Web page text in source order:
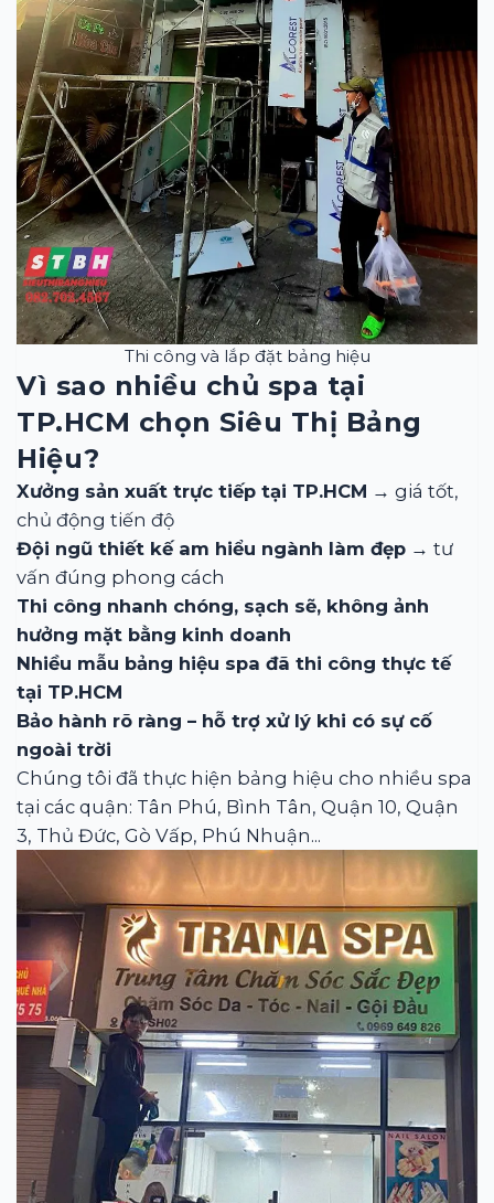
Thi công và lắp đặt bảng hiệu
Vì sao nhiều chủ spa tại
TP.HCM chọn Siêu Thị Bảng
Hiệu?
Xưởng sản xuất trực tiếp tại TP.HCM → giá tốt,
chủ động tiến độ
Đội ngũ thiết kế am hiểu ngành làm đẹp → tư
vấn đúng phong cách
Thi công nhanh chóng, sạch sẽ, không ảnh
hưởng mặt bằng kinh doanh
Nhiều mẫu bảng hiệu spa đã thi công thực tế
tại TP.HCM
Bảo hành rõ ràng – hỗ trợ xử lý khi có sự cố
ngoài trời
Chúng tôi đã thực hiện bảng hiệu cho nhiều spa
tại các quận: Tân Phú, Bình Tân, Quận 10, Quận
3, Thủ Đức, Gò Vấp, Phú Nhuận...